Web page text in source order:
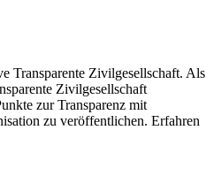
Transparente Zivilgesellschaft. Als
Zivilgesellschaft
zur Transparenz mit
zu veröffentlichen. Erfahren